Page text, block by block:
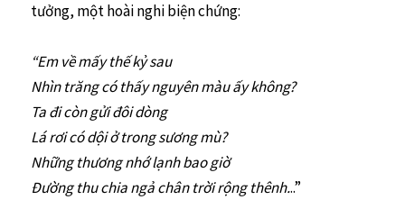
tưởng, một hoài nghi biện chứng:
“Em về mấy thế kỷ sau
Nhìn trăng có thấy nguyên màu ấy không?
Ta đi còn gửi đôi dòng
Lá rơi có dội ở trong sương mù?
Những thương nhớ lạnh bao giờ
Đường thu chia ngả chân trời rộng thênh...”